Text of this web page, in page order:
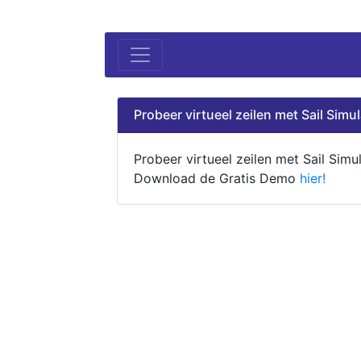
Probeer virtueel zeilen met Sail
Probeer virtueel zeilen met Sail
Download de Gratis Demo hier!